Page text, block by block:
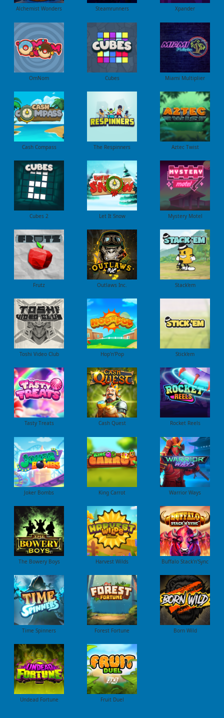
Alchemist Wonders Steamrunners Xpander
OmNom Cubes Miami Multiplier
Cash Compass The Respinners Aztec Twist
Cubes 2 Let It Snow Mystery Motel
Frutz Outlaws Inc. Stack'em
Toshi Video Club Hop'n'Pop Stick'em
Tasty Treats Cash Quest Rocket Reels
Joker Bombs King Carrot Warrior Ways
The Bowery Boys Harvest Wilds Buffalo Stack'n'Sync
Time Spinners Forest Fortune Born Wild
Undead Fortune Fruit Duel